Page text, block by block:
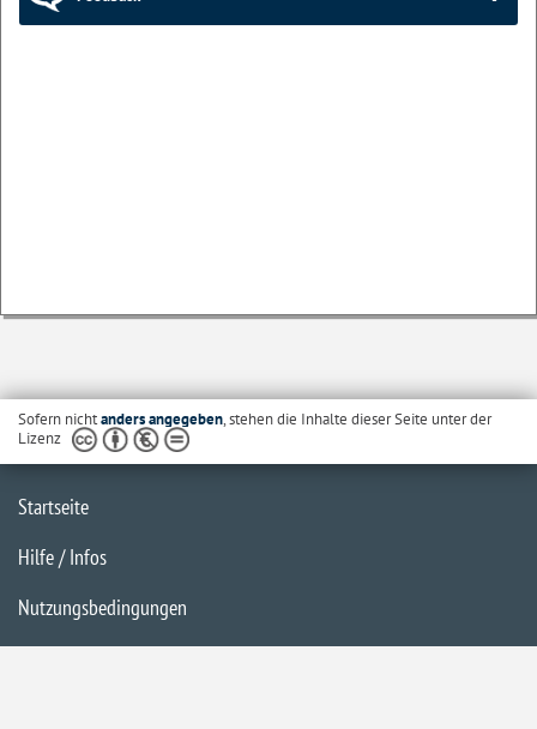
Sofern nichtanders angegeben, stehen die Inhalte dieser Seite unter der
Lizenz
Startseite
Hilfe / Infos
Nutzungsbedingungen